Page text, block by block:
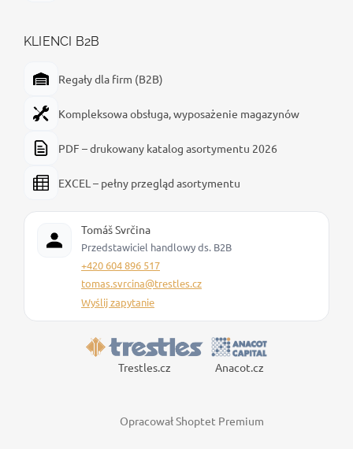
KLIENCI B2B
Regały dla firm (B2B)
Kompleksowa obsługa, wyposażenie magazynów
PDF – drukowany katalog asortymentu 2026
EXCEL – pełny przegląd asortymentu
Tomáš Svrčina
Przedstawiciel handlowy ds. B2B
+420 604 896 517
tomas.svrcina@trestles.cz
Wyślij zapytanie
Trestles.cz Anacot.cz
Opracował Shoptet Premium